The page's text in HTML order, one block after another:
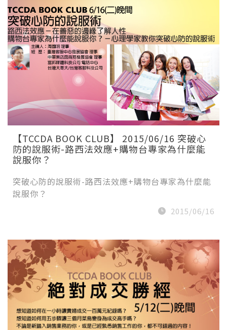
【TCCDA BOOK CLUB】 2015/06/16 突破心
防的說服術-路西法效應+購物台專家為什麼能
說服你？
突破心防的說服術-路西法效應+購物台專家為什麼能
說服你？
2015/06/16